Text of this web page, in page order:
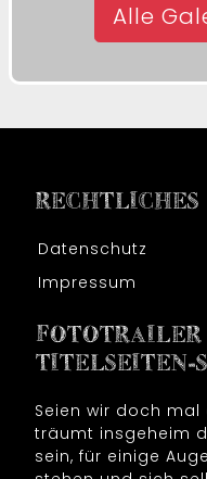
Alle
RECHTLICHES
Datenschutz
Impressum
TITELSEITEN-
Seien wir doch
träumt insgeheim
sein, für einige